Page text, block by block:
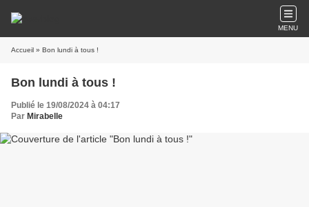
MENU
Accueil » Bon lundi à tous !
Bon lundi à tous !
Publié le 19/08/2024 à 04:17
Par Mirabelle